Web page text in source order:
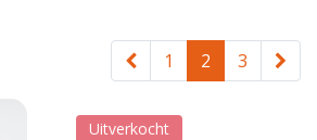
1 2 3
Uitverkocht